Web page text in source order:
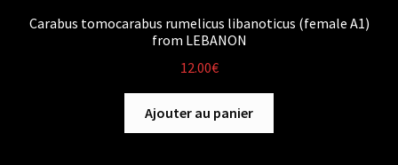
Carabus tomocarabus rumelicus libanoticus (female A1)
from LEBANON
12.00€
Ajouter au panier